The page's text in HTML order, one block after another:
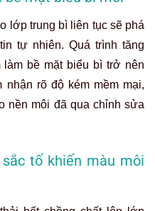
lớp trung bì liên tục sẽ phá
tự nhiên. Quá trình tăng
bề mặt biểu bì trở nên
rõ độ kém mềm mại,
nền môi đã qua chỉnh sửa
tố khiến màu môi